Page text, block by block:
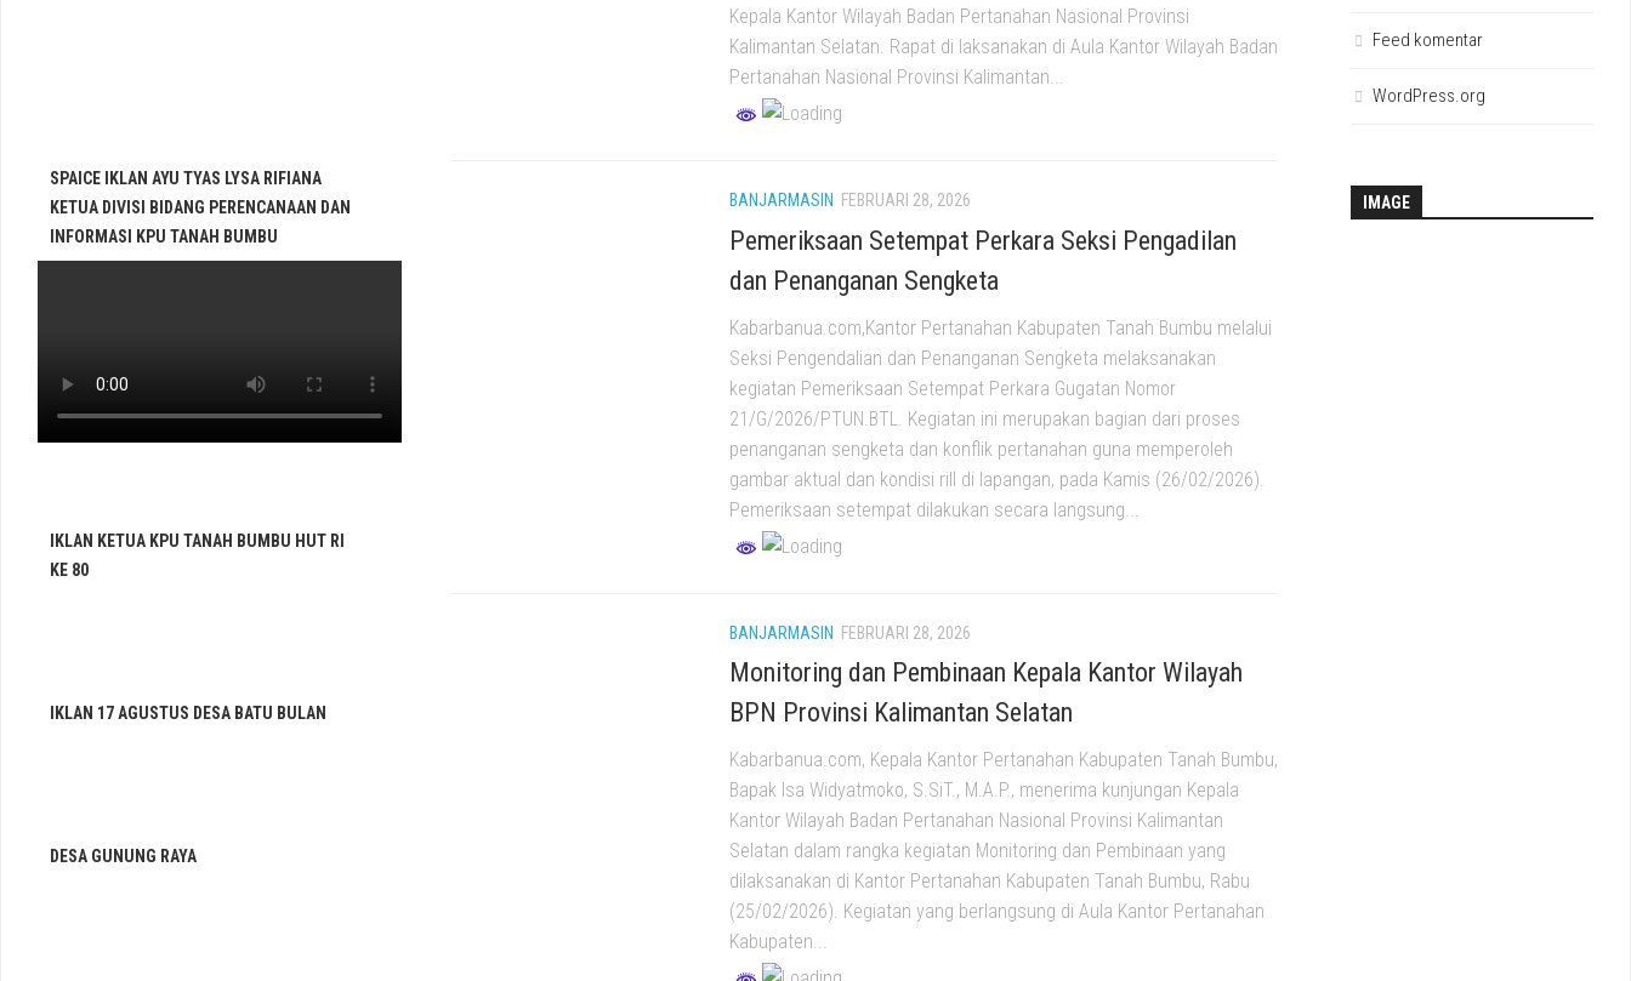
Kepala Kantor Wilayah Badan Pertanahan Nasional Provinsi
Kalimantan Selatan. Rapat di laksanakan di Aula Kantor Wilayah Badan
Pertanahan Nasional Provinsi Kalimantan...
BANJARMASIN FEBRUARI 28, 2026
Pemeriksaan Setempat Perkara Seksi Pengadilan
dan Penanganan Sengketa
Kabarbanua.com,Kantor Pertanahan Kabupaten Tanah Bumbu melalui
Seksi Pengendalian dan Penanganan Sengketa melaksanakan
kegiatan Pemeriksaan Setempat Perkara Gugatan Nomor
21/G/2026/PTUN.BTL. Kegiatan ini merupakan bagian dari proses
penanganan sengketa dan konflik pertanahan guna memperoleh
gambar aktual dan kondisi rill di lapangan, pada Kamis (26/02/2026).
Pemeriksaan setempat dilakukan secara langsung...
BANJARMASIN FEBRUARI 28, 2026
Monitoring dan Pembinaan Kepala Kantor Wilayah
BPN Provinsi Kalimantan Selatan
Kabarbanua.com, Kepala Kantor Pertanahan Kabupaten Tanah Bumbu,
Bapak Isa Widyatmoko, S.SiT., M.A.P., menerima kunjungan Kepala
Kantor Wilayah Badan Pertanahan Nasional Provinsi Kalimantan
Selatan dalam rangka kegiatan Monitoring dan Pembinaan yang
dilaksanakan di Kantor Pertanahan Kabupaten Tanah Bumbu, Rabu
(25/02/2026). Kegiatan yang berlangsung di Aula Kantor Pertanahan
Kabupaten...
SPAICE IKLAN AYU TYAS LYSA RIFIANA
KETUA DIVISI BIDANG PERENCANAAN DAN
INFORMASI KPU TANAH BUMBU
IKLAN KETUA KPU TANAH BUMBU HUT RI
KE 80
IKLAN 17 AGUSTUS DESA BATU BULAN
DESA GUNUNG RAYA
Feed komentar
WordPress.org
IMAGE